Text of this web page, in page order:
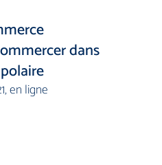
dans
en ligne